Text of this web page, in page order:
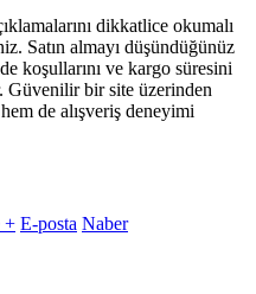
dikkatlice okumalı
Satın almayı düşündüğünüz
koşullarını ve kargo süresini
Güvenilir bir site üzerinden
de alışveriş deneyimi
+ E-posta Naber